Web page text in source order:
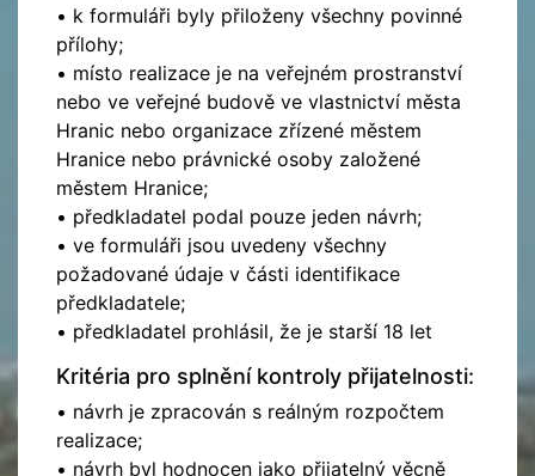
• k formuláři byly přiloženy všechny povinné
přílohy;
• místo realizace je na veřejném prostranství
nebo ve veřejné budově ve vlastnictví města
Hranic nebo organizace zřízené městem
Hranice nebo právnické osoby založené
městem Hranice;
• předkladatel podal pouze jeden návrh;
• ve formuláři jsou uvedeny všechny
požadované údaje v části identifikace
předkladatele;
• předkladatel prohlásil, že je starší 18 let
Kritéria pro splnění kontroly přijatelnosti:
• návrh je zpracován s reálným rozpočtem
realizace;
• návrh byl hodnocen jako přijatelný věcně